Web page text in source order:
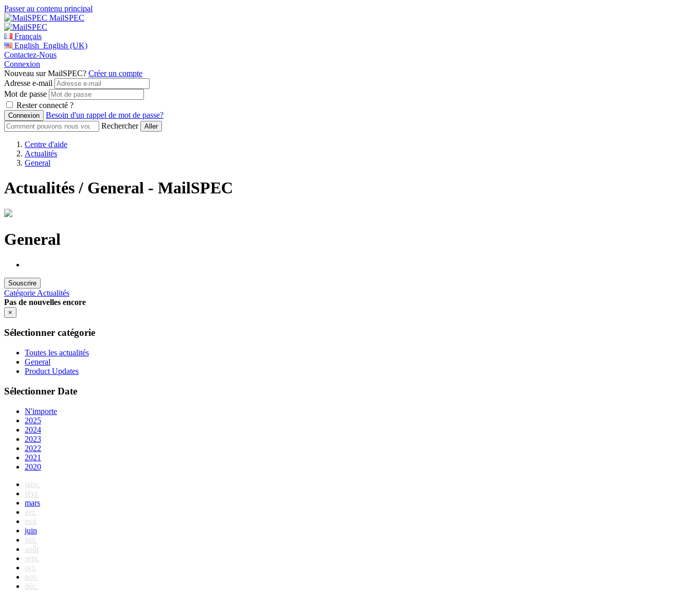
Passer au contenu principal
MailSPEC
Français
English English (UK)
Contactez-Nous
Connexion
Nouveau sur MailSPEC? Créer un compte
Adresse e-mail
Mot de passe
Rester connecté ?
Besoin d'un rappel de mot de passe?
Rechercher
Centre d'aide
Actualités
General
Actualités / General - MailSPEC
General
Souscrire
Catégorie Actualités
Pas de nouvelles encore
×
Sélectionner catégorie
Toutes les actualités
General
Product Updates
Sélectionner Date
N'importe
2025
2024
2023
2022
2021
2020
janv.
févr.
mars
avr.
mai
juin
juil.
août
sept.
oct.
nov.
déc.